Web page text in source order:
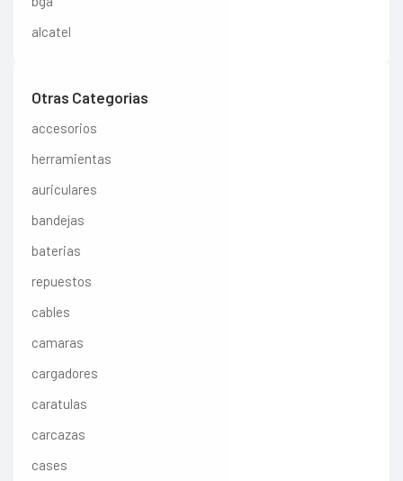
alcatel
Otras Categorias
accesorios
herramientas
auriculares
bandejas
baterias
repuestos
cables
camaras
cargadores
caratulas
carcazas
cases